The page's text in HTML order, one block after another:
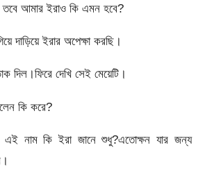
তবে আমার ইরাও কি এমন হবে?
দাড়িয়ে ইরার অপেক্ষা করছি।
দিল।ফিরে দেখি সেই মেয়েটি।
কি করে?
এই নাম কি ইরা জানে শুধু?এতোক্ষন যার জন্য